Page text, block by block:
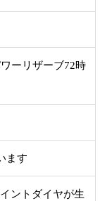
ーリザーブ72時
ます
ントダイヤが生